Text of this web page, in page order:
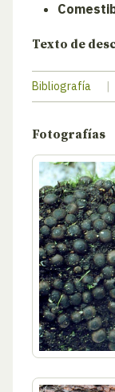
Texto de
Bibliografía |
Fotografías